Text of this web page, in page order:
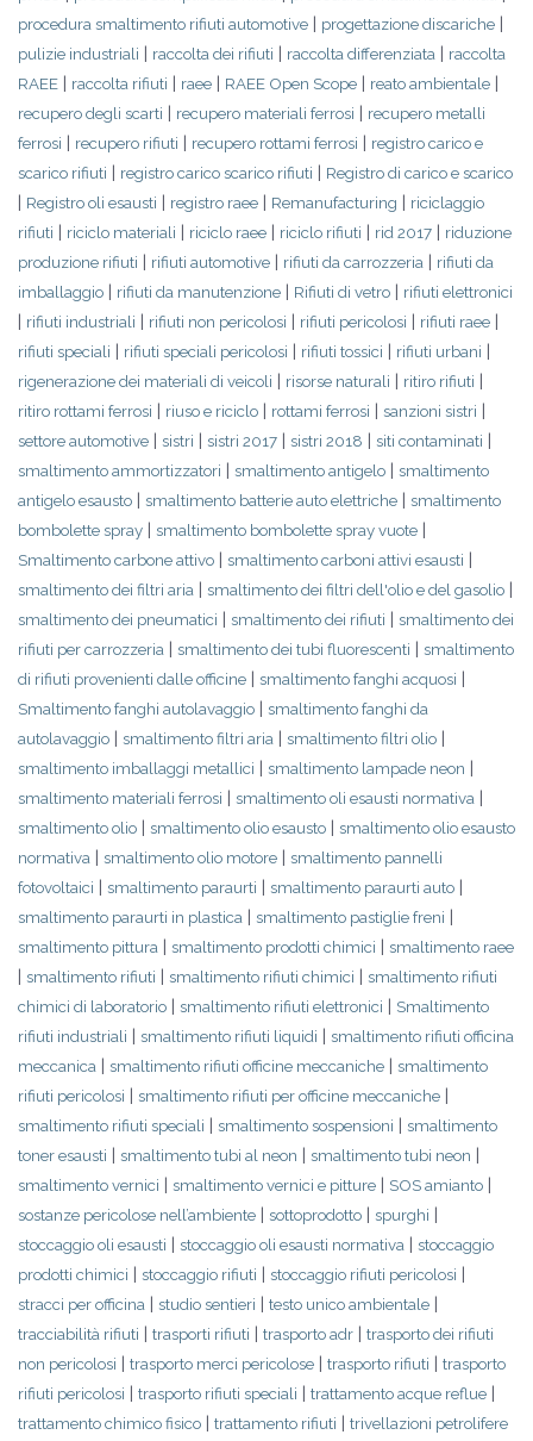
procedura smaltimento rifiuti automotive | progettazione discariche |
pulizie industriali | raccolta dei rifiuti | raccolta differenziata | raccolta
RAEE | raccolta rifiuti | raee | RAEE Open Scope | reato ambientale |
recupero degli scarti | recupero materiali ferrosi | recupero metalli
ferrosi | recupero rifiuti | recupero rottami ferrosi | registro carico e
scarico rifiuti | registro carico scarico rifiuti | Registro di carico e scarico
| Registro oli esausti | registro raee | Remanufacturing | riciclaggio
rifiuti | riciclo materiali | riciclo raee | riciclo rifiuti | rid 2017 | riduzione
produzione rifiuti | rifiuti automotive | rifiuti da carrozzeria | rifiuti da
imballaggio | rifiuti da manutenzione | Rifiuti di vetro | rifiuti elettronici
| rifiuti industriali | rifiuti non pericolosi | rifiuti pericolosi | rifiuti raee |
rifiuti speciali | rifiuti speciali pericolosi | rifiuti tossici | rifiuti urbani |
rigenerazione dei materiali di veicoli | risorse naturali | ritiro rifiuti |
ritiro rottami ferrosi | riuso e riciclo | rottami ferrosi | sanzioni sistri |
settore automotive | sistri | sistri 2017 | sistri 2018 | siti contaminati |
smaltimento ammortizzatori | smaltimento antigelo | smaltimento
antigelo esausto | smaltimento batterie auto elettriche | smaltimento
bombolette spray | smaltimento bombolette spray vuote |
Smaltimento carbone attivo | smaltimento carboni attivi esausti |
smaltimento dei filtri aria | smaltimento dei filtri dell'olio e del gasolio |
smaltimento dei pneumatici | smaltimento dei rifiuti | smaltimento dei
rifiuti per carrozzeria | smaltimento dei tubi fluorescenti | smaltimento
di rifiuti provenienti dalle officine | smaltimento fanghi acquosi |
Smaltimento fanghi autolavaggio | smaltimento fanghi da
autolavaggio | smaltimento filtri aria | smaltimento filtri olio |
smaltimento imballaggi metallici | smaltimento lampade neon |
smaltimento materiali ferrosi | smaltimento oli esausti normativa |
smaltimento olio | smaltimento olio esausto | smaltimento olio esausto
normativa | smaltimento olio motore | smaltimento pannelli
fotovoltaici | smaltimento paraurti | smaltimento paraurti auto |
smaltimento paraurti in plastica | smaltimento pastiglie freni |
smaltimento pittura | smaltimento prodotti chimici | smaltimento raee
| smaltimento rifiuti | smaltimento rifiuti chimici | smaltimento rifiuti
chimici di laboratorio | smaltimento rifiuti elettronici | Smaltimento
rifiuti industriali | smaltimento rifiuti liquidi | smaltimento rifiuti officina
meccanica | smaltimento rifiuti officine meccaniche | smaltimento
rifiuti pericolosi | smaltimento rifiuti per officine meccaniche |
smaltimento rifiuti speciali | smaltimento sospensioni | smaltimento
toner esausti | smaltimento tubi al neon | smaltimento tubi neon |
smaltimento vernici | smaltimento vernici e pitture | SOS amianto |
sostanze pericolose nell’ambiente | sottoprodotto | spurghi |
stoccaggio oli esausti | stoccaggio oli esausti normativa | stoccaggio
prodotti chimici | stoccaggio rifiuti | stoccaggio rifiuti pericolosi |
stracci per officina | studio sentieri | testo unico ambientale |
tracciabilità rifiuti | trasporti rifiuti | trasporto adr | trasporto dei rifiuti
non pericolosi | trasporto merci pericolose | trasporto rifiuti | trasporto
rifiuti pericolosi | trasporto rifiuti speciali | trattamento acque reflue |
trattamento chimico fisico | trattamento rifiuti | trivellazioni petrolifere